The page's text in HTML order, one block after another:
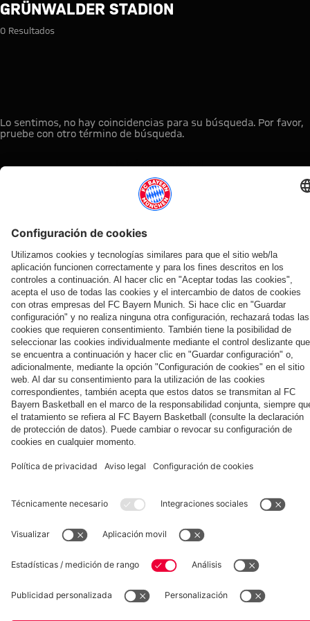
Búsqueda: Grünwalder Stadion
GRÜNWALDER STADION
0 Resultados
Lo sentimos, no hay coincidencias para su búsqueda. Por favor,
pruebe con otro término de búsqueda.
A la página principal
ESTO LE PUEDE INTERESAR
TIENDA
ONLINE
¡Disponible
la nueva
primera
equipación
para la
2025/26!
OFERTA
VENTILADOR
FC Bayern
Múnich
Tarjetas de
autógrafos
AFICIÓN
Clubs
de fans
MYFCBAYERN
Descubre tu
espacio
personal para
fans
Colaborador
Museum Prensa Baloncesto
Aviso legal
Política de privacidad Condiciones de uso
Accesibilidad
Sistema de denuncia
Contacto Ajustes de cookies